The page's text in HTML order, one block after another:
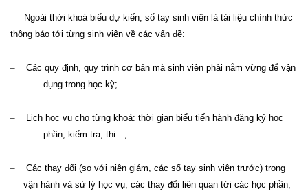
Ngoài thời khoá biểu dự kiến, sổ tay sinh viên là tài liệu chính thức
thông báo tới từng sinh viên về các vấn đề:
–
Các quy định, quy trình cơ bản mà sinh viên phải nắm vững để vận
dụng trong học kỳ;
–
Lịch học vụ cho từng khoá: thời gian biểu tiến hành đăng ký học
phần, kiểm tra, thi… ;
–
Các thay đổi (so với niên giám, các sổ tay sinh viên trước) trong
vận hành và sử lý học vụ, các thay đổi liên quan tới các học phần,